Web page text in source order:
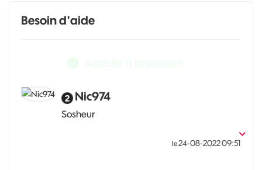
Besoin d'aide
Nic974
Sosheur
le‎24-08-202209:51